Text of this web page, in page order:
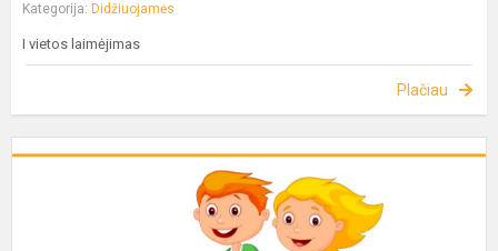
Kategorija: Didžiuojamės
I vietos laimėjimas
Plačiau